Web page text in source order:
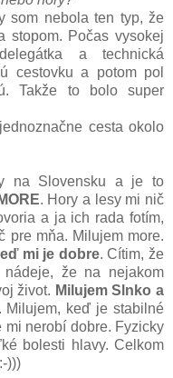
som nebola ten typ, že
stopom. Počas vysokej
a technická
cestovku a potom pol
Takže to bolo super
cesta okolo
na Slovensku a je to
. Hory a lesy mi nič
a ja ich rada fotím,
pre mňa. Milujem more.
mi je dobre. Cítim, že
že na nejakom
život. Milujem Slnko a
Milujem, keď je stabilné
mi nerobí dobre. Fyzicky
bolesti hlavy. Celkom
)))